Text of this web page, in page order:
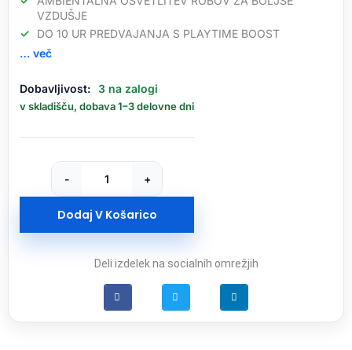
VZDUŠJE
DO 10 UR PREDVAJANJA S PLAYTIME BOOST
… več
Dobavljivost: 3 na zalogi
v skladišču, dobava 1–3 delovne dni
-
Bluetooth
količina
+
Dodaj V Košarico
Deli izdelek na socialnih omrežjih